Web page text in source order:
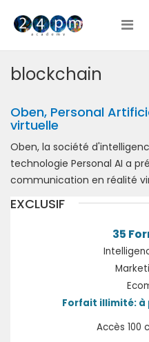
blockchain
Oben, Personal
virtuelle
Oben, la société
technologie Personal AI a
communication en réalité
EXCLUSIF
35
Forfait illimité: à
Accès 100